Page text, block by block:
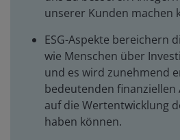
unserer Kunden machen
ESG-Aspekte bereichern
wie Menschen über
und es wird zunehmend
bedeutenden finanziellen
auf die Wertentwicklung
haben können.